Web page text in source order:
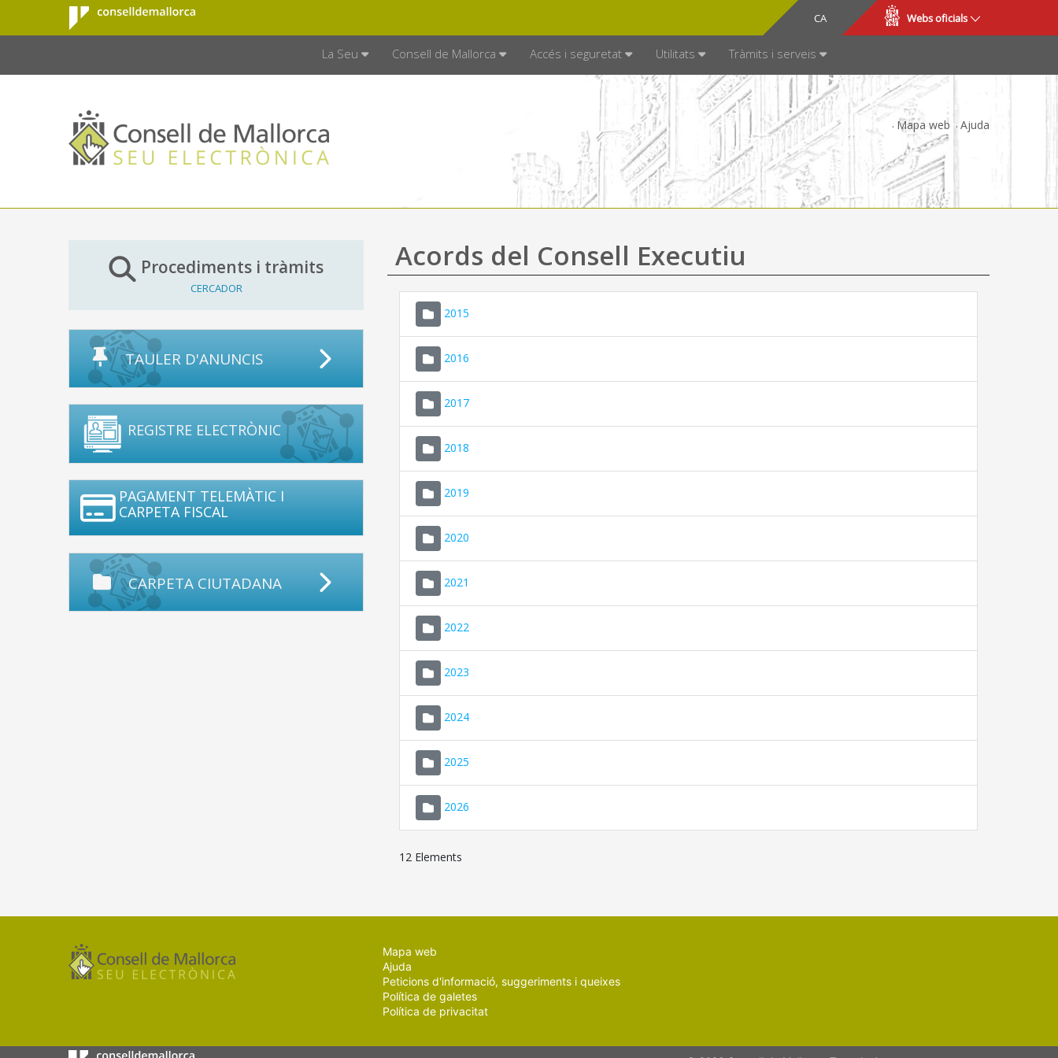
Salta al contingut principal
Consell de
Mallorca
CA
ES Webs oficials
La Seu Consell de Mallorca Accés i seguretat Utilitats Tràmits i serveis
Mapa web Ajuda
Procediments i tràmits
CERCADOR
TAULER D'ANUNCIS
REGISTRE ELECTRÒNIC
PAGAMENT TELEMÀTIC I
CARPETA FISCAL
CARPETA CIUTADANA
Acords del Consell Executiu
2015
2016
2017
2018
2019
2020
2021
2022
2023
2024
2025
2026
12 Elements
Mapa web
Ajuda
Peticions d'informació, suggeriments i queixes
Política de galetes
Política de privacitat